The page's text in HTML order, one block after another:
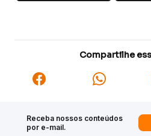
Compartilhe
Receba nossos conteúdos
por e-mail.